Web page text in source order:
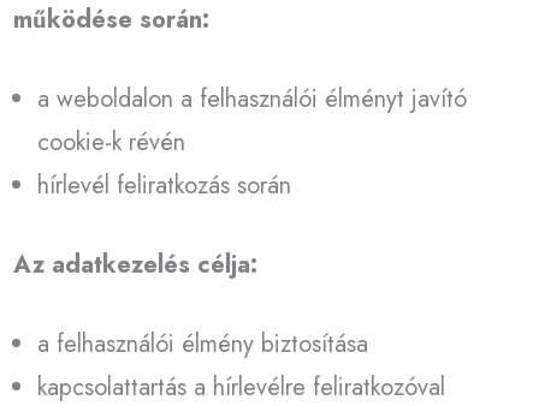
működése során:
a weboldalon a felhasználói élményt javító
cookie-k révén
hírlevél feliratkozás során
Az adatkezelés célja:
a felhasználói élmény biztosítása
kapcsolattartás a hírlevélre feliratkozóval